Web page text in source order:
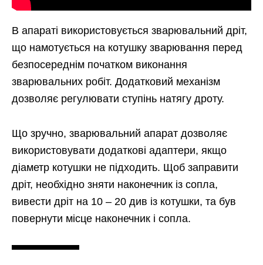
В апараті використовується зварювальний дріт,
що намотується на котушку зварювання перед
безпосереднім початком виконання
зварювальних робіт. Додатковий механізм
дозволяє регулювати ступінь натягу дроту.
Що зручно, зварювальний апарат дозволяє
використовувати додаткові адаптери, якщо
діаметр котушки не підходить. Щоб заправити
дріт, необхідно зняти наконечник із сопла,
вивести дріт на 10 – 20 див із котушки, та був
повернути місце наконечник і сопла.